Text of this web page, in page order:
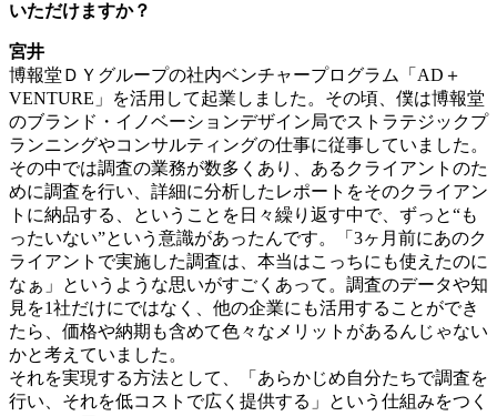
いただけますか？
宮井
博報堂ＤＹグループの社内ベンチャープログラム「AD＋
VENTURE」を活用して起業しました。その頃、僕は博報堂
のブランド・イノベーションデザイン局でストラテジックプ
ランニングやコンサルティングの仕事に従事していました。
その中では調査の業務が数多くあり、あるクライアントのた
めに調査を行い、詳細に分析したレポートをそのクライアン
トに納品する、ということを日々繰り返す中で、ずっと“も
ったいない”という意識があったんです。「3ヶ月前にあのク
ライアントで実施した調査は、本当はこっちにも使えたのに
なぁ」というような思いがすごくあって。調査のデータや知
見を1社だけにではなく、他の企業にも活用することができ
たら、価格や納期も含めて色々なメリットがあるんじゃない
かと考えていました。
それを実現する方法として、「あらかじめ自分たちで調査を
行い、それを低コストで広く提供する」という仕組みをつく